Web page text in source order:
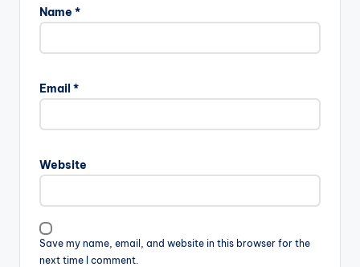
Name *
Email *
Website
Save my name, email, and website in this browser for the
next time I comment.